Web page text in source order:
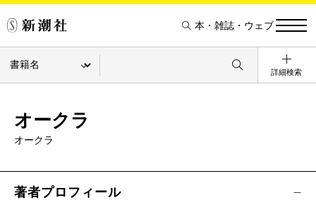
本・雑誌・ウェブ
詳細検索
オークラ
オークラ
著者プロフィール